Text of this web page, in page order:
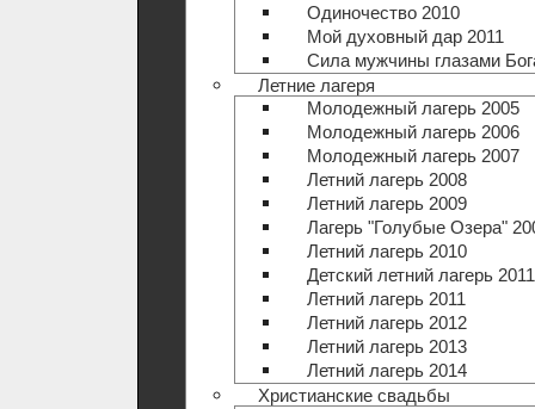
Одиночество 2010
Мой духовный дар 2011
Сила мужчины глазами
Летние лагеря
Молодежный лагерь 2005
Молодежный лагерь 2006
Молодежный лагерь 2007
Летний лагерь 2008
Летний лагерь 2009
Лагерь "Голубые Озера"
Летний лагерь 2010
Детский летний лагерь 2011
Летний лагерь 2011
Летний лагерь 2012
Летний лагерь 2013
Летний лагерь 2014
Христианские свадьбы